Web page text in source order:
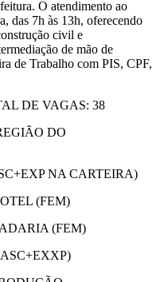
O atendimento ao
das 7h às 13h, oferecendo
civil e
de mão de
de Trabalho com PIS, CPF,
DE VAGAS: 38
DO
NA CARTEIRA)
(FEM)
(FEM)
+EXXP)